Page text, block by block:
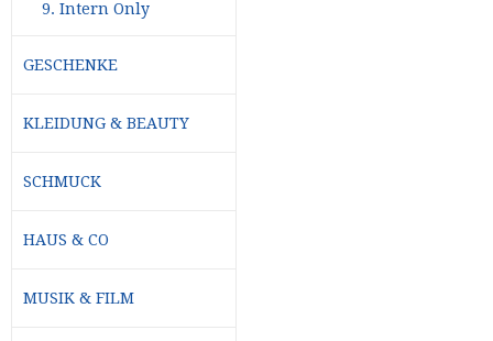
9. Intern Only
GESCHENKE
KLEIDUNG & BEAUTY
SCHMUCK
HAUS & CO
MUSIK & FILM